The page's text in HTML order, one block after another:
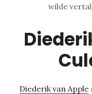
wilde
Diederik van Apple